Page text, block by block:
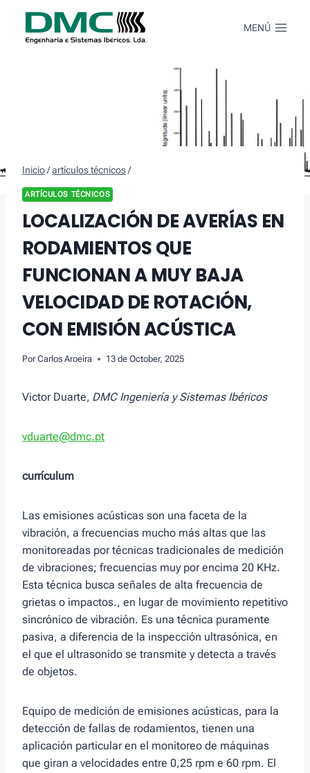
Contenido
MENÚ
Inicio/artículos técnicos/
ARTÍCULOS TÉCNICOS
LOCALIZACIÓN DE AVERÍAS EN
RODAMIENTOS QUE
FUNCIONAN A MUY BAJA
VELOCIDAD DE ROTACIÓN,
CON EMISIÓN ACÚSTICA
Por Carlos Aroeira 13 de October, 2025
Victor Duarte, DMC Ingeniería y Sistemas Ibéricos
vduarte@dmc.pt
currículum
Las emisiones acústicas son una faceta de la
vibración, a frecuencias mucho más altas que las
monitoreadas por técnicas tradicionales de medición
de vibraciones; frecuencias muy por encima 20 KHz.
Esta técnica busca señales de alta frecuencia de
grietas o impactos., en lugar de movimiento repetitivo
sincrónico de vibración. Es una técnica puramente
pasiva, a diferencia de la inspección ultrasónica, en
el que el ultrasonido se transmite y detecta a través
de objetos.
Equipo de medición de emisiones acústicas, para la
detección de fallas de rodamientos, tienen una
aplicación particular en el monitoreo de máquinas
que giran a velocidades entre 0,25 rpm e 60 rpm. El